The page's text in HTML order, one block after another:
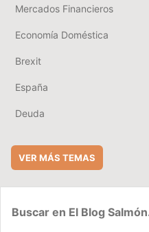
Mercados Financieros
Economía Doméstica
Brexit
España
Deuda
VER MÁS TEMAS